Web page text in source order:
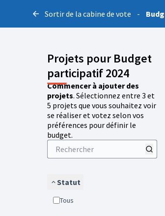
Sortir de la cabine de vote -
Projets pour Budget
participatif 2024
Commencer à ajouter des
projets. Sélectionnez entre 3 et
5 projets que vous souhaitez voir
se réaliser et votez selon vos
préférences pour définir le
budget.
Statut
Tous